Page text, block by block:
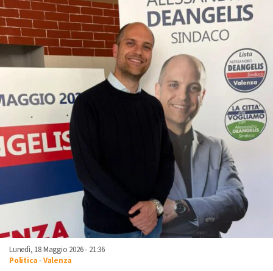
Lunedì, 18 Maggio 2026 - 21:36
Politica-Valenza